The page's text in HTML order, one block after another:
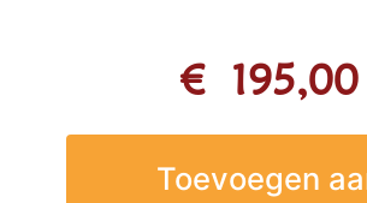
€ 195,00
Toevoegen